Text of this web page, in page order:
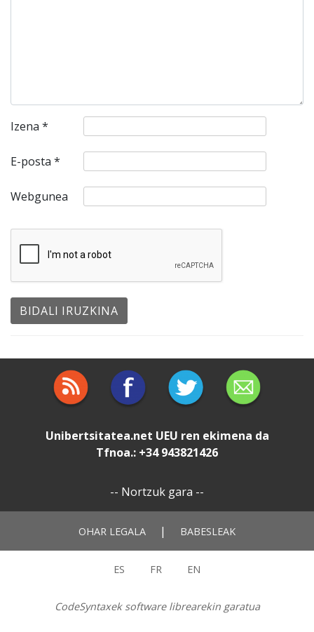
Izena *
E-posta *
Webgunea
Unibertsitatea.net UEU ren ekimena da
Tfnoa.: +34 943821426
-- Nortzuk gara --
OHAR LEGALA | BABESLEAK
ES FR EN
CodeSyntaxek software librearekin garatua